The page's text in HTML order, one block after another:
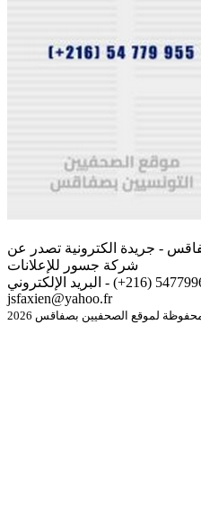
- جريدة الكترونية تصدر عن
شركة جسور للإعلانات
للإتصال أو نشر الردود الهاتف 54779966 (216+) - البريد الإلكتروني
jsfaxien@yahoo.fr
لموقع الصحفيين بصفاقس 2026